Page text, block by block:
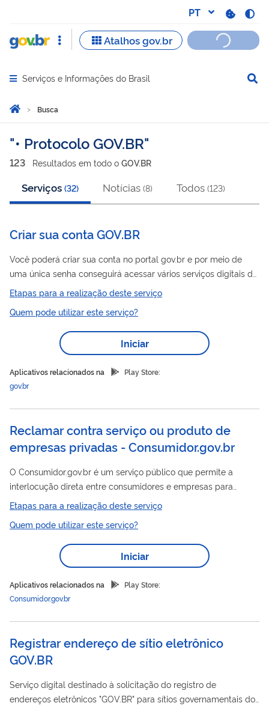
Abrir menu principal de navegação
Serviços e Informações do Brasil
Você está aqui:
Página Inicial
Busca
Busca
• Protocolo GOV.BR
123 Resultados em todo o GOV.BR
Serviços (32) Notícias (8) Todos (123)
Criar sua conta GOV.BR
Você poderá criar sua conta no portal gov.br e por meio de
uma única senha conseguirá acessar vários serviços digitais do
governo. Com a conta gov.br você poderá acessar, por
exemplo, os serviços digitais do INSS, a carteira de trabalho
digital e o seguro desemprego. Com o cadastro da sua conta
gov.br, o governo conseguirá te identificar quando solicitar
algum serviço público digital. Cada serviço público exige um
serviços você...
Etapas para a realização deste serviço
Quem pode utilizar este serviço?
Iniciar
Aplicativos relacionados na
Play Store:
gov.br
Reclamar contra serviço ou produto de
empresas privadas - Consumidor.gov.br
O Consumidor.gov.br é um serviço público que permite a
interlocução direta entre consumidores e empresas para
solução de conflitos de consumo pela internet. O consumidor
registra sua reclamação, a empresa trata e responde, a
Senacon e os Procons monitoram, e por fim, o consumidor
avalia o atendimento da empresa. O serviço pode ser
acessado via internet ou aplicativo móvel.
Etapas para a realização deste serviço
Quem pode utilizar este serviço?
Iniciar
Aplicativos relacionados na
Play Store:
Consumidor.gov.br
Registrar endereço de sítio eletrônico
GOV.BR
Serviço digital destinado à solicitação do registro de
endereços eletrônicos "GOV.BR" para sítios governamentais dos